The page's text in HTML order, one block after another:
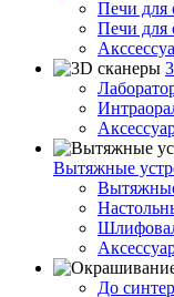
Печи для
Печи для
Вытяжные
До